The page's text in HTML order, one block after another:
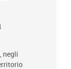
negli